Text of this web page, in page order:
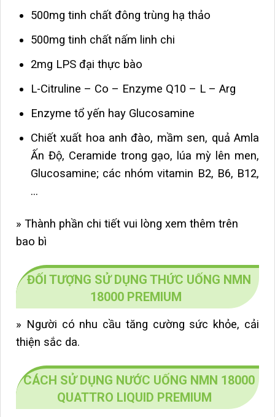
500mg tinh chất đông trùng hạ thảo
500mg tinh chất nấm linh chi
2mg LPS đại thực bào
L-Citruline – Co – Enzyme Q10 – L – Arg
Enzyme tổ yến hay Glucosamine
Chiết xuất hoa anh đào, mầm sen, quả Amla
Ấn Độ, Ceramide trong gạo, lúa mỳ lên men,
Glucosamine; các nhóm vitamin B2, B6, B12,
…
» Thành phần chi tiết vui lòng xem thêm trên
bao bì
ĐỐI TƯỢNG SỬ DỤNG THỨC UỐNG NMN
18000 PREMIUM
» Người có nhu cầu tăng cường sức khỏe, cải
thiện sắc da.
CÁCH SỬ DỤNG NƯỚC UỐNG NMN 18000
QUATTRO LIQUID PREMIUM